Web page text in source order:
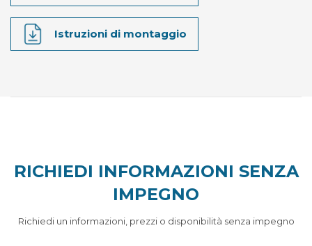
Istruzioni di montaggio
RICHIEDI INFORMAZIONI SENZA
IMPEGNO
Richiedi un informazioni, prezzi o disponibilità senza impegno